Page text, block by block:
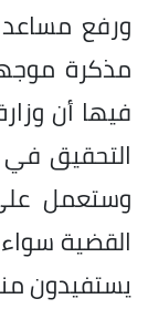
ورفع مساعد
مذكرة
فيها أن
التحقيق في
وستعمل
القضية
يستفيدون